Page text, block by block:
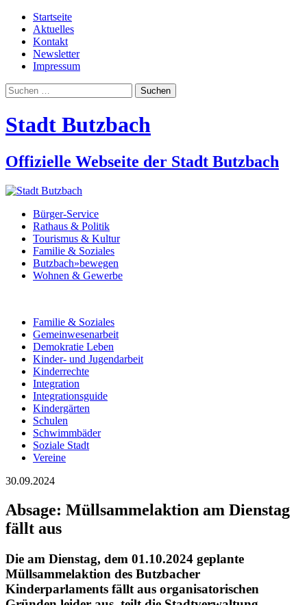
Startseite
Aktuelles
Kontakt
Newsletter
Impressum
Suchen
nach:
Stadt Butzbach
Offizielle Webseite der Stadt Butzbach
Bürger-Service
Rathaus & Politik
Tourismus & Kultur
Familie & Soziales
Butzbach»bewegen
Wohnen & Gewerbe
Familie & Soziales
Gemeinwesenarbeit
Demokratie Leben
Kinder- und Jugendarbeit
Kinderrechte
Integration
Integrationsguide
Kindergärten
Schulen
Schwimmbäder
Soziale Stadt
Vereine
30.09.2024
Absage: Müllsammelaktion am Dienstag
fällt aus
Die am Dienstag, dem 01.10.2024 geplante
Müllsammelaktion des Butzbacher
Kinderparlaments fällt aus organisatorischen